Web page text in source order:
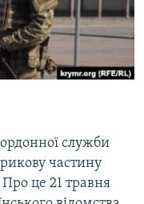
служби
частину
це 21 травня